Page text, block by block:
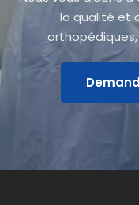
la qualité et